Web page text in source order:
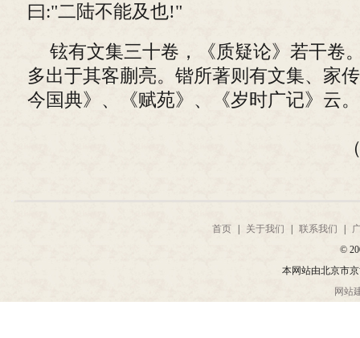
曰:"二陆不能及也!"
铉有文集三十卷，《质疑论》若干卷
多出于其客蒯亮。锴所著则有文集、家
今国典》、《赋苑》、《岁时广记》云。
首页 关于我们 联系我们
©
本网站由北京市
网站